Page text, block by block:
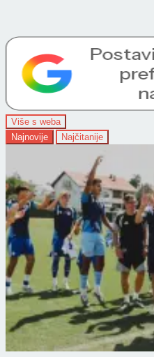
Više s weba
Najnovije
Najčitanije